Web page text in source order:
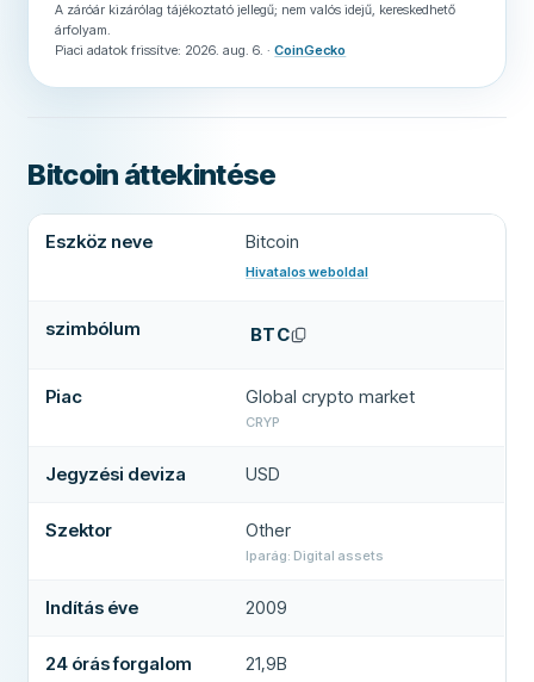
A záróár kizárólag tájékoztató jellegű; nem valós idejű, kereskedhető
árfolyam.
Piaci adatok frissítve: 2026. aug. 6. ·CoinGecko
Bitcoin áttekintése
Bitcoin legfontosabb adatai
Eszköz neve Bitcoin
Hivatalos weboldal
(új lapon nyílik meg
szimbólum BTC
Piac Global crypto market
CRYP
Jegyzési deviza USD
Szektor Other
Iparág: Digital assets
Indítás éve 2009
24 órás forgalom 21,9B